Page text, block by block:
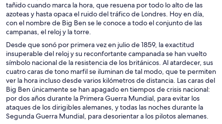
tañido cuando marca la hora, que resuena por todo lo alto de las
azoteas y hasta opaca el ruido del tráfico de Londres. Hoy en día,
con el nombre de Big Ben se le conoce a todo el conjunto de las
campanas, el reloj y la torre.
Desde que sonó por primera vez en julio de 1859, la exactitud
insuperable del reloj y su reconfortante campanada se han vuelto
símbolo nacional de la resistencia de los británicos. Al atardecer, sus
cuatro caras de tono marfil se iluminan de tal modo, que te permiten
ver la hora incluso desde varios kilómetros de distancia. Las caras del
Big Ben únicamente se han apagado en tiempos de crisis nacional:
por dos años durante la Primera Guerra Mundial, para evitar los
ataques de los dirigibles alemanes, y todas las noches durante la
Segunda Guerra Mundial, para desorientar a los pilotos alemanes.